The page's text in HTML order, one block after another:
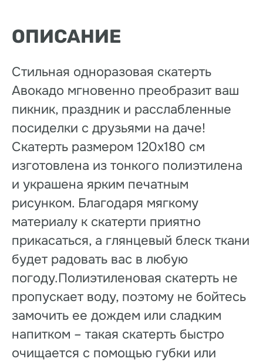
ОПИСАНИЕ
Стильная одноразовая скатерть
Авокадо мгновенно преобразит ваш
пикник, праздник и расслабленные
посиделки с друзьями на даче!
Скатерть размером 120х180 см
изготовлена из тонкого полиэтилена
и украшена ярким печатным
рисунком. Благодаря мягкому
материалу к скатерти приятно
прикасаться, а глянцевый блеск ткани
будет радовать вас в любую
погоду.Полиэтиленовая скатерть не
пропускает воду, поэтому не бойтесь
замочить ее дождем или сладким
напитком – такая скатерть быстро
очищается с помощью губки или